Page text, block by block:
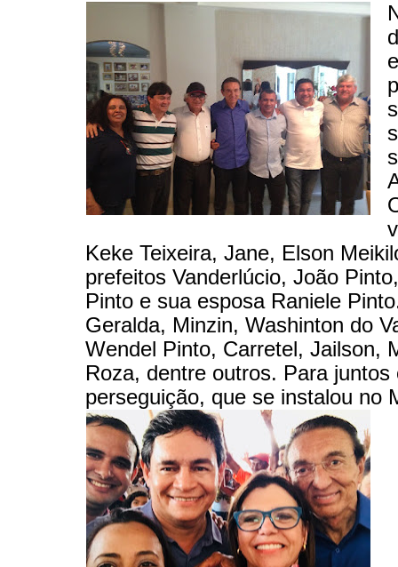
Keke Teixeira, Jane, Elson
prefeitos Vanderlúcio, João
Pinto e sua esposa Raniele
Geralda, Minzin, Washinton do
Wendel Pinto, Carretel, Jailson,
Roza, dentre outros. Para juntos
perseguição, que se instalou no